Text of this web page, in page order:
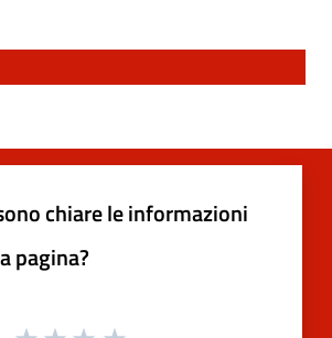
chiare le informazioni
pagina?